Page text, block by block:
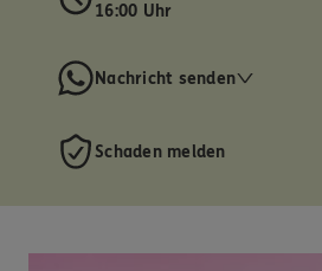
16:00 Uhr
Nachricht senden
Schaden melden